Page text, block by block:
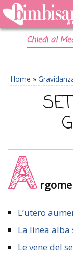
Chiedi al
Home »
A
L’utero
La linea alba
Le vene del